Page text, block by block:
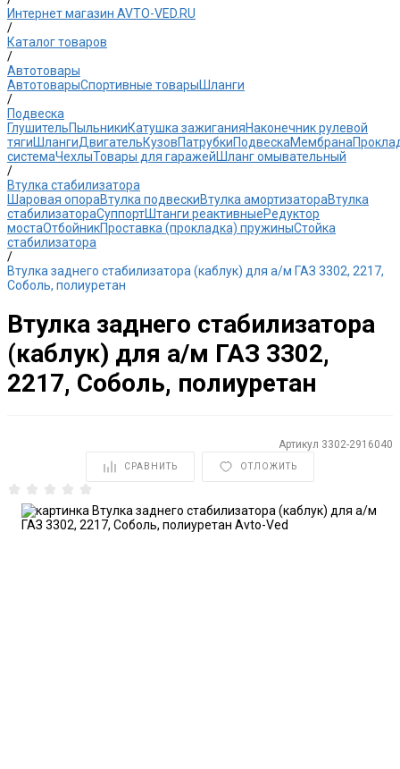
Интернет магазин AVTO-VED.RU
/
Каталог товаров
/
Автотовары
АвтотоварыСпортивные товарыШланги
/
Подвеска
ГлушительПыльникиКатушка зажиганияНаконечник рулевой
тягиШлангиДвигательКузовПатрубкиПодвескаМембрана
системаЧехлыТовары для гаражейШланг омывательный
/
Втулка стабилизатора
Шаровая опораВтулка подвескиВтулка амортизатораВтулка
стабилизатораCуппортШтанги реактивныеРедуктор
мостаОтбойникПроставка (прокладка) пружиныСтойка
стабилизатора
/
Втулка заднего стабилизатора (каблук) для а/м ГАЗ 3302, 2217,
Соболь, полиуретан
Втулка заднего стабилизатора
(каблук) для а/м ГАЗ 3302,
2217, Соболь, полиуретан
Артикул 3302-2916040
СРАВНИТЬ ОТЛОЖИТЬ